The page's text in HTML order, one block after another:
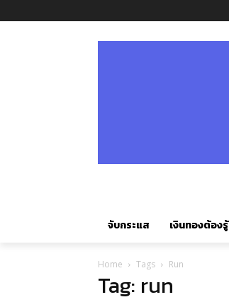
จับกระแส เงินทองต้องรู้
Home Tags Run
Tag: run